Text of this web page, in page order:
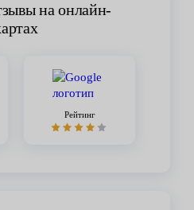
на онлайн-
Рейтинг